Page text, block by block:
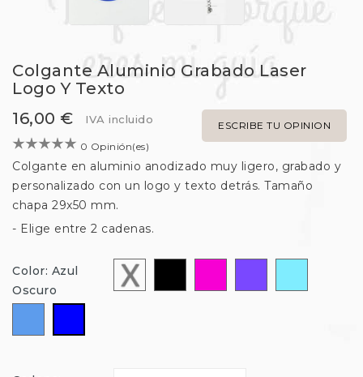
Colgante Aluminio Grabado Laser
Logo Y Texto
16,00 €
ESCRIBE TU OPINION
IVA incluido
0 Opinión(es)
Colgante en aluminio anodizado muy ligero, grabado y
personalizado con un logo y texto detrás. Tamaño
chapa 29x50 mm.
- Elige entre 2 cadenas.
Color: Azul
Oscuro
Oscuro